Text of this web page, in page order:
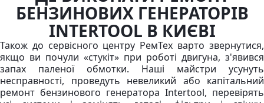
БЕНЗИНОВИХ ГЕНЕРАТОРІВ
INTERTOOL В КИЄВІ
Також до сервісного центру РемТех варто звернутися,
якщо ви почули «стукіт» при роботі двигуна, з'явився
запах паленої обмотки. Наші майстри усунуть
несправності, проведуть невеликий або капітальний
ремонт бензинового генератора Intertool, перевірять